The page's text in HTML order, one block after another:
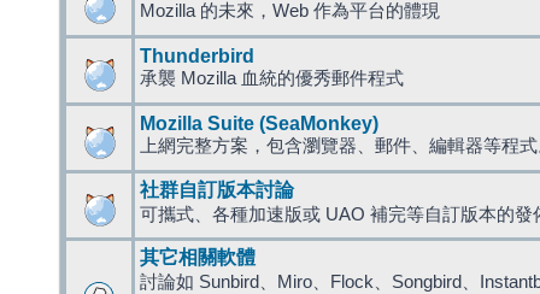
Mozilla 的未來，Web 作為平台的體現
Thunderbird
承襲 Mozilla 血統的優秀郵件程式
Mozilla Suite (SeaMonkey)
上網完整方案，包含瀏覽器、郵件、編輯器等程
社群自訂版本討論
可攜式、各種加速版或 UAO 補完等自訂版本的發
其它相關軟體
討論如 Sunbird、Miro、Flock、Songbird、